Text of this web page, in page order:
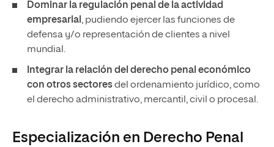
Dominar la regulación penal de la actividad
empresarial , pudiendo ejercer las funciones de
defensa y/o representación de clientes a nivel
mundial.
Integrar la relación del derecho penal económico
con otros sectoresdel ordenamiento jurídico, como
el derecho administrativo, mercantil, civil o procesal.
Especialización en Derecho Penal